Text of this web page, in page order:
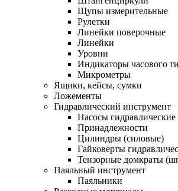
Щупы измерительные
Рулетки
Линейки поверочные
Линейки
Уровни
Индикаторы часового
Микрометры
Ящики, кейсы, сумки
Ложементы
Гидравлический инструмент
Насосы гидравлические
Принадлежности
Цилиндры (силовые)
Гайковерты
Тензорные домкраты
Паяльный инструмент
Паяльники